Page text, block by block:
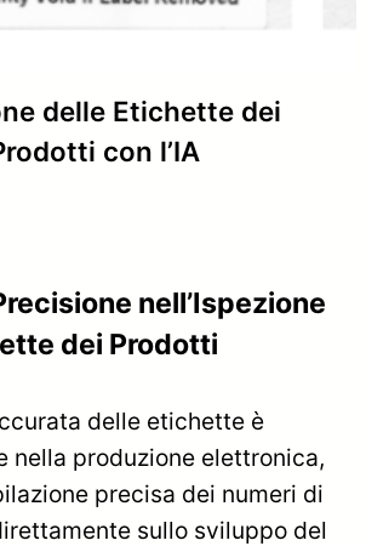
delle Etichette dei
con l’IA
nell’Ispezione
dei Prodotti
delle etichette è
nella produzione elettronica,
precisa dei numeri di
sullo sviluppo del